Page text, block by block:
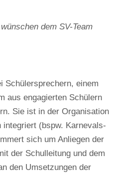
dem SV-Team
Schülersprechern, einem
aus engagierten Schülern
Sie ist in der Organisation
(bspw. Karnevals-
sich um Anliegen der
der Schulleitung und dem
den Umsetzungen der